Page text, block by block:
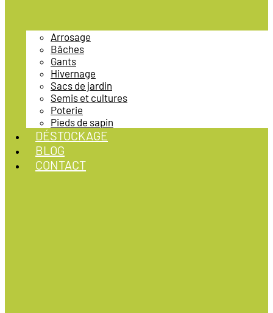
Arrosage
Bâches
Gants
Hivernage
Sacs de jardin
Semis et cultures
Poterie
Pieds de sapin
DÉSTOCKAGE
BLOG
CONTACT